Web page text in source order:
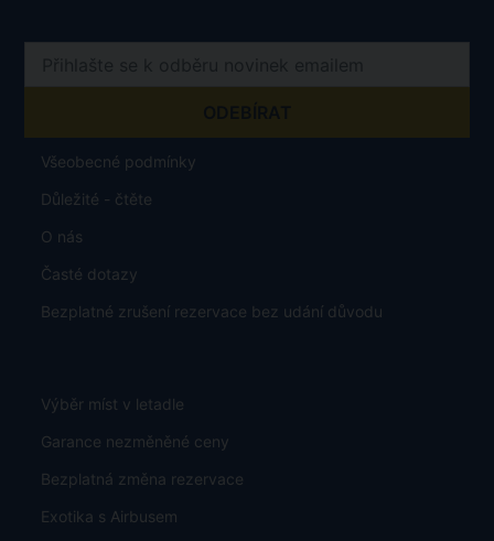
Všeobecné podmínky
Důležité - čtěte
O nás
Časté dotazy
Bezplatné zrušení rezervace bez udání důvodu
Výběr míst v letadle
Garance nezměněné ceny
Bezplatná změna rezervace
Exotika s Airbusem